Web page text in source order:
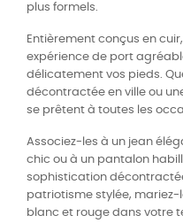
plus formels.
Entièrement conçus en
expérience de port
délicatement vos pieds.
décontractée en ville ou
se prêtent à toutes les
Associez-les à un jean
chic ou à un pantalon
sophistication
patriotisme stylée, mariez-
blanc et rouge dans votre